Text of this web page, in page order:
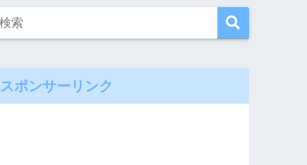
スポンサーリンク